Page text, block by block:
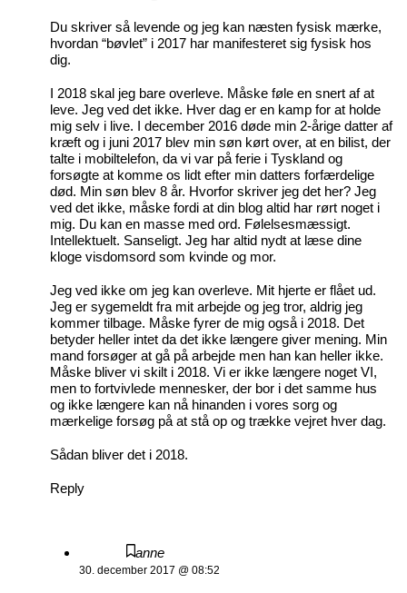
Du skriver så levende og jeg kan næsten fysisk mærke,
hvordan “bøvlet” i 2017 har manifesteret sig fysisk hos
dig.
I 2018 skal jeg bare overleve. Måske føle en snert af at
leve. Jeg ved det ikke. Hver dag er en kamp for at holde
mig selv i live. I december 2016 døde min 2-årige datter af
kræft og i juni 2017 blev min søn kørt over, at en bilist, der
talte i mobiltelefon, da vi var på ferie i Tyskland og
forsøgte at komme os lidt efter min datters forfærdelige
død. Min søn blev 8 år. Hvorfor skriver jeg det her? Jeg
ved det ikke, måske fordi at din blog altid har rørt noget i
mig. Du kan en masse med ord. Følelsesmæssigt.
Intellektuelt. Sanseligt. Jeg har altid nydt at læse dine
kloge visdomsord som kvinde og mor.
Jeg ved ikke om jeg kan overleve. Mit hjerte er flået ud.
Jeg er sygemeldt fra mit arbejde og jeg tror, aldrig jeg
kommer tilbage. Måske fyrer de mig også i 2018. Det
betyder heller intet da det ikke længere giver mening. Min
mand forsøger at gå på arbejde men han kan heller ikke.
Måske bliver vi skilt i 2018. Vi er ikke længere noget VI,
men to fortvivlede mennesker, der bor i det samme hus
og ikke længere kan nå hinanden i vores sorg og
mærkelige forsøg på at stå op og trække vejret hver dag.
Sådan bliver det i 2018.
Reply
anne
30. december 2017 @ 08:52